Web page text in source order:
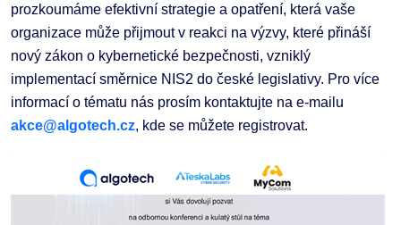
prozkoumáme efektivní strategie a opatření, která vaše
organizace může přijmout v reakci na výzvy, které přináší
nový zákon o kybernetické bezpečnosti, vzniklý
implementací směrnice NIS2 do české legislativy. Pro více
informací o tématu nás prosím kontaktujte na e-mailu
akce@algotech.cz, kde se můžete registrovat.